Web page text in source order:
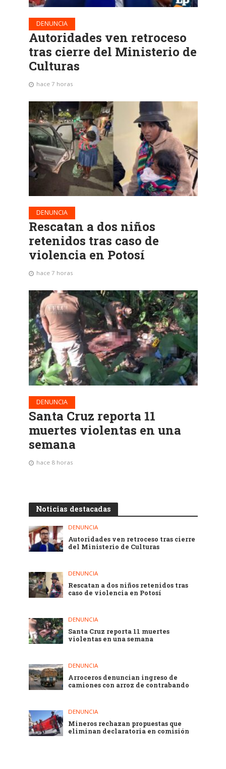
DENUNCIA
Autoridades ven retroceso
tras cierre del Ministerio de
Culturas
hace 7 horas
DENUNCIA
Rescatan a dos niños
retenidos tras caso de
violencia en Potosí
hace 7 horas
DENUNCIA
Santa Cruz reporta 11
muertes violentas en una
semana
hace 8 horas
Noticias destacadas
DENUNCIA
Autoridades ven retroceso tras cierre
del Ministerio de Culturas
DENUNCIA
Rescatan a dos niños retenidos tras
caso de violencia en Potosí
DENUNCIA
Santa Cruz reporta 11 muertes
violentas en una semana
DENUNCIA
Arroceros denuncian ingreso de
camiones con arroz de contrabando
DENUNCIA
Mineros rechazan propuestas que
eliminan declaratoria en comisión